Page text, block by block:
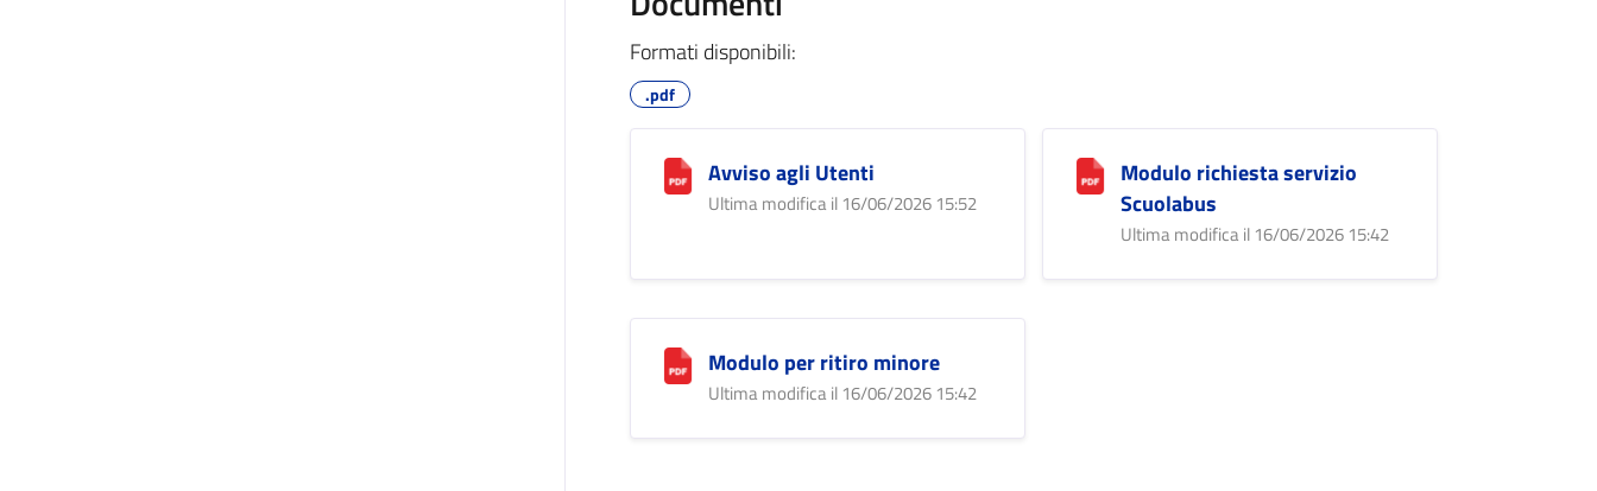
Formati disponibili:
.pdf
Avviso agli Utenti
Ultima modifica il 16/06/2026 15:52
Modulo richiesta servizio
Scuolabus
Ultima modifica il 16/06/2026 15:42
Modulo per ritiro minore
Ultima modifica il 16/06/2026 15:42